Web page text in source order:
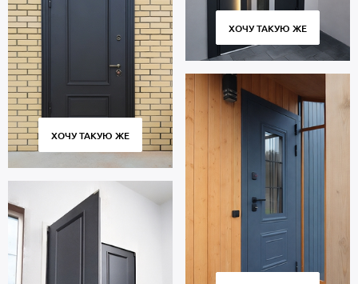
ХОЧУ ТАКУЮ ЖЕ
ХОЧУ ТАКУЮ ЖЕ